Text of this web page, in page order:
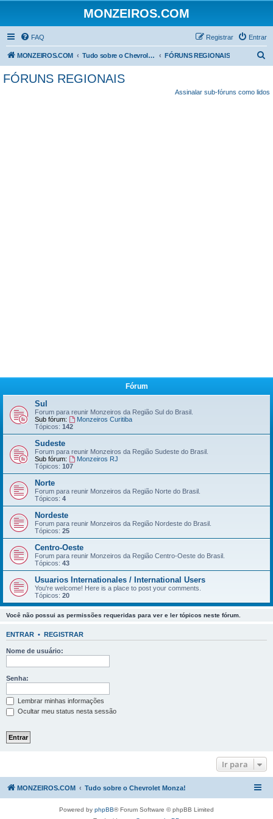
MONZEIROS.COM
FAQ Entrar
Registrar
MONZEIROS.COM Tudo sobre o Chevrolet Monza! FÓRUNS REGIONAIS
FÓRUNS REGIONAIS
Assinalar sub-fóruns como lidos
Fórum
Sul
Forum para reunir Monzeiros da Região Sul do Brasil.
Sub fórum:
Monzeiros Curitiba
Tópicos: 142
Sudeste
Forum para reunir Monzeiros da Região Sudeste do Brasil.
Sub fórum:
Monzeiros RJ
Tópicos: 107
Norte
Forum para reunir Monzeiros da Região Norte do Brasil.
Tópicos: 4
Nordeste
Forum para reunir Monzeiros da Região Nordeste do Brasil.
Tópicos: 25
Centro-Oeste
Forum para reunir Monzeiros da Região Centro-Oeste do Brasil.
Tópicos: 43
Usuarios Internationales / International Users
You're welcome! Here is a place to post your comments.
Tópicos: 20
Você não possui as permissões requeridas para ver e ler tópicos neste fórum.
ENTRAR • REGISTRAR
Nome de usuário:
Senha:
Lembrar minhas informações
Ocultar meu status nesta sessão
Ir para
MONZEIROS.COM Tudo sobre o Chevrolet Monza!
Powered by phpBB® Forum Software © phpBB Limited